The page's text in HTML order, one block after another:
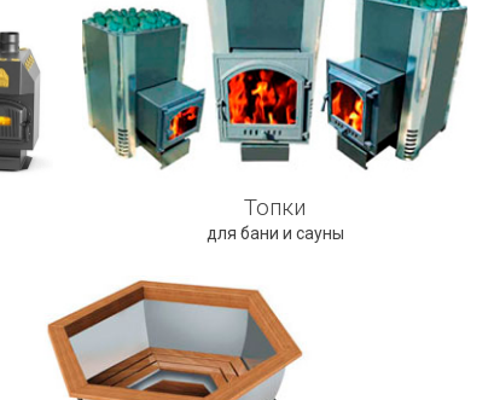
Топки
для бани и сауны